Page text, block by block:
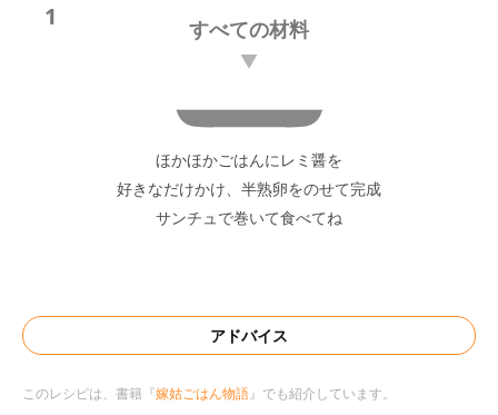
1 すべての材料
ほかほかごはんにレミ醤を
好きなだけかけ、半熟卵をのせて完成
サンチュで巻いて食べてね
アドバイス
このレシピは、書籍『嫁姑ごはん物語』でも紹介しています。